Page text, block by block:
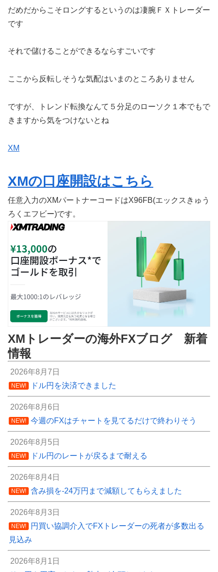
だめだからこそロングするというのは凄腕ＦＸトレーダー
です
それで儲けることができるならすごいです
ここから反転しそうな気配はいまのところありません
ですが、トレンド転換なんて５分足のローソク１本でもで
きますから気をつけないとね
XM
XMの口座開設はこちら
任意入力のXMパートナーコードはX96FB(エックスきゅう
ろくエフビー)です。
XMトレーダーの海外FXブログ 新着
情報
2026年8月7日
NEW! ドル円を決済できました
2026年8月6日
NEW! 今週のFXはチャートを見てるだけで終わりそう
2026年8月5日
NEW! ドル円のレートが戻るまで耐える
2026年8月4日
NEW! 含み損を-24万円まで減額してもらえました
2026年8月3日
NEW!
円買い協調介入でFXトレーダーの死者が多数出る
見込み
2026年8月1日